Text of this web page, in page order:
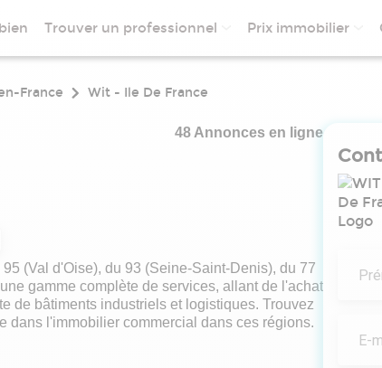
Trouver un professionnel Prix immobilier
France Wit - Ile De France
48 Annonces en ligne
(Val d'Oise), du 93 (Seine-Saint-Denis), du 77
gamme complète de services, allant de l'achat
de bâtiments industriels et logistiques. Trouvez
dans l'immobilier commercial dans ces régions.
E-